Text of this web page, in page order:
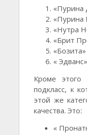
«Пурина
«Пурина
«Нутра
«Брит
«
Кроме
подкласс, к
этой же
«